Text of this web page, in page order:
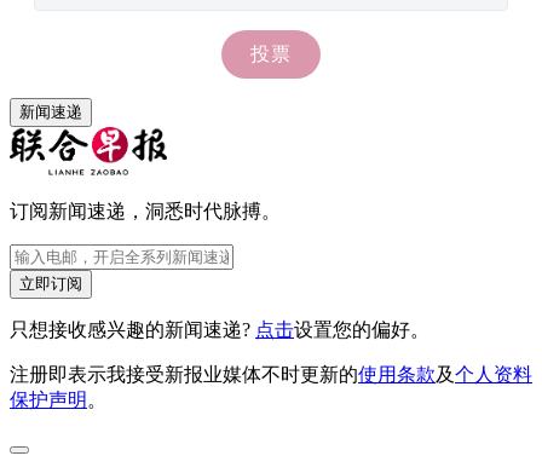
新闻速递
订阅新闻速递，洞悉时代脉搏。
立即订阅
只想接收感兴趣的新闻速递? 点击设置您的偏好。
注册即表示我接受新报业媒体不时更新的使用条款及个人资料
保护声明 。